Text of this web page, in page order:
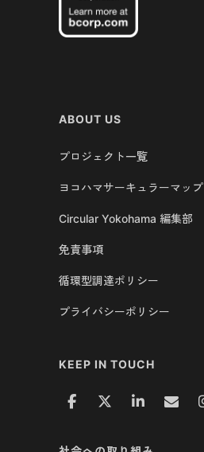
ABOUT US
プロジェクト一覧
ヨコハマサーキュラーマップ
Circular Yokohama 編集部
免責事項
循環型調達ポリシー
プライバシーポリシー
KEEP IN TOUCH